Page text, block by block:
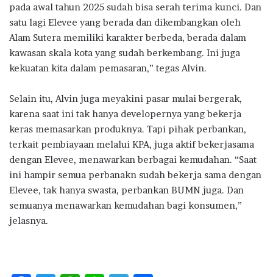
pada awal tahun 2025 sudah bisa serah terima kunci. Dan
satu lagi Elevee yang berada dan dikembangkan oleh
Alam Sutera memiliki karakter berbeda, berada dalam
kawasan skala kota yang sudah berkembang. Ini juga
kekuatan kita dalam pemasaran,” tegas Alvin.
Selain itu, Alvin juga meyakini pasar mulai bergerak,
karena saat ini tak hanya developernya yang bekerja
keras memasarkan produknya. Tapi pihak perbankan,
terkait pembiayaan melalui KPA, juga aktif bekerjasama
dengan Elevee, menawarkan berbagai kemudahan. “Saat
ini hampir semua perbanakn sudah bekerja sama dengan
Elevee, tak hanya swasta, perbankan BUMN juga. Dan
semuanya menawarkan kemudahan bagi konsumen,”
jelasnya.